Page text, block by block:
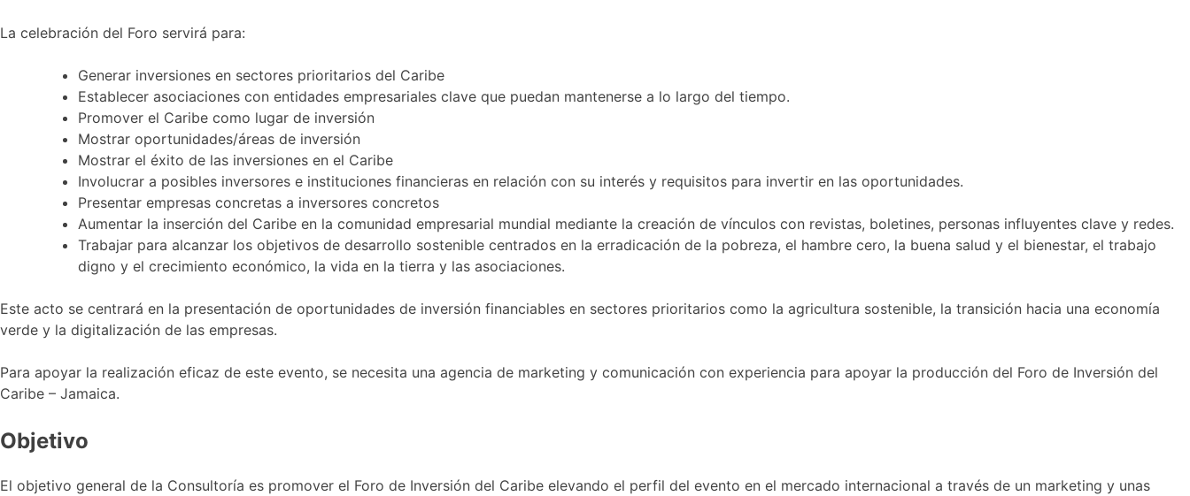
La celebración del Foro servirá para:
Generar inversiones en sectores prioritarios del Caribe
Establecer asociaciones con entidades empresariales clave que puedan mantenerse a lo largo del tiempo.
Promover el Caribe como lugar de inversión
Mostrar oportunidades/áreas de inversión
Mostrar el éxito de las inversiones en el Caribe
Involucrar a posibles inversores e instituciones financieras en relación con su interés y requisitos para invertir en las oportunidades.
Presentar empresas concretas a inversores concretos
Aumentar la inserción del Caribe en la comunidad empresarial mundial mediante la creación de vínculos con revistas, boletines, personas influyentes clave y redes.
Trabajar para alcanzar los objetivos de desarrollo sostenible centrados en la erradicación de la pobreza, el hambre cero, la buena salud y el bienestar, el trabajo
digno y el crecimiento económico, la vida en la tierra y las asociaciones.
Este acto se centrará en la presentación de oportunidades de inversión financiables en sectores prioritarios como la agricultura sostenible, la transición hacia una economía
verde y la digitalización de las empresas.
Para apoyar la realización eficaz de este evento, se necesita una agencia de marketing y comunicación con experiencia para apoyar la producción del Foro de Inversión del
Caribe – Jamaica.
Objetivo
El objetivo general de la Consultoría es promover el Foro de Inversión del Caribe elevando el perfil del evento en el mercado internacional a través de un marketing y unas